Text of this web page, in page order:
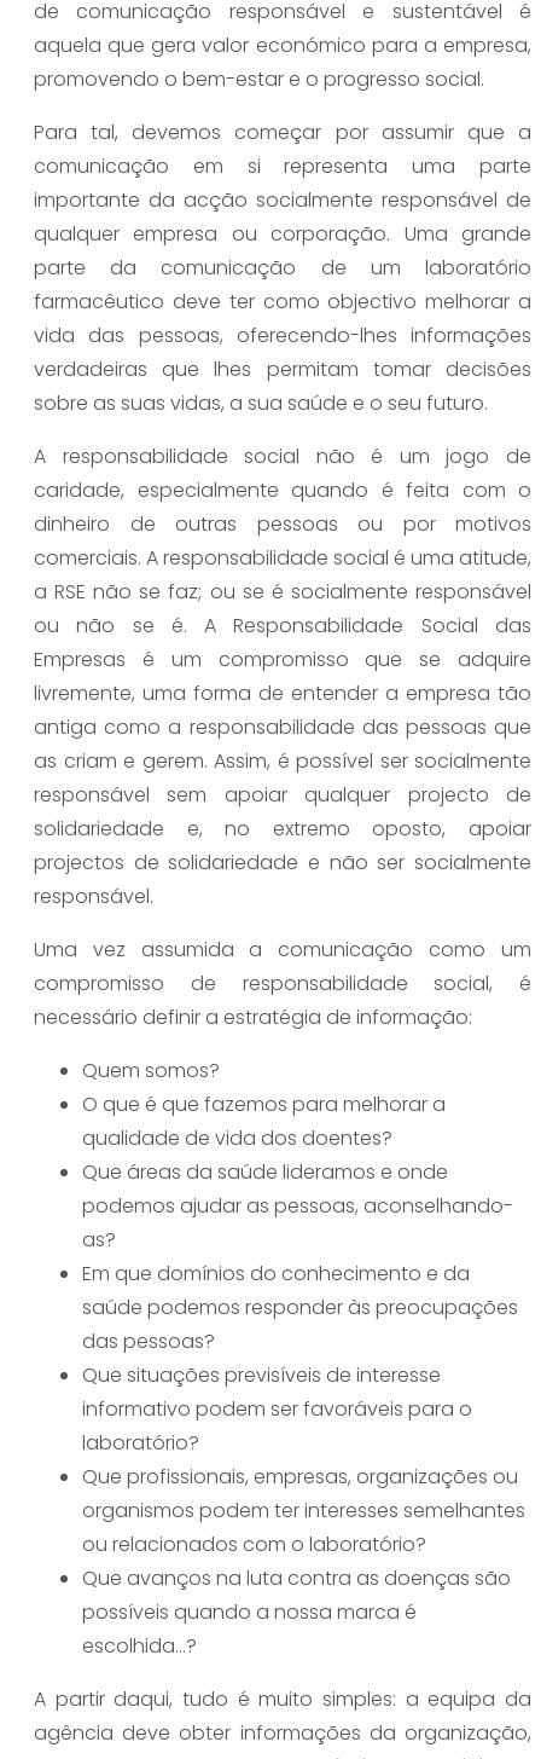
de comunicação responsável e sustentável é
aquela que gera valor económico para a empresa,
promovendo o bem-estar e o progresso social.
Para tal, devemos começar por assumir que a
comunicação em si representa uma parte
importante da acção socialmente responsável de
qualquer empresa ou corporação. Uma grande
parte da comunicação de um laboratório
farmacêutico deve ter como objectivo melhorar a
vida das pessoas, oferecendo-lhes informações
verdadeiras que lhes permitam tomar decisões
sobre as suas vidas, a sua saúde e o seu futuro.
A responsabilidade social não é um jogo de
caridade, especialmente quando é feita com o
dinheiro de outras pessoas ou por motivos
comerciais. A responsabilidade social é uma atitude,
a RSE não se faz; ou se é socialmente responsável
ou não se é. A Responsabilidade Social das
Empresas é um compromisso que se adquire
livremente, uma forma de entender a empresa tão
antiga como a responsabilidade das pessoas que
as criam e gerem. Assim, é possível ser socialmente
responsável sem apoiar qualquer projecto de
solidariedade e, no extremo oposto, apoiar
projectos de solidariedade e não ser socialmente
responsável.
Uma vez assumida a comunicação como um
compromisso de responsabilidade social, é
necessário definir a estratégia de informação:
Quem somos?
O que é que fazemos para melhorar a
qualidade de vida dos doentes?
Que áreas da saúde lideramos e onde
podemos ajudar as pessoas, aconselhando-
as?
Em que domínios do conhecimento e da
saúde podemos responder às preocupações
das pessoas?
Que situações previsíveis de interesse
informativo podem ser favoráveis para o
laboratório?
Que profissionais, empresas, organizações ou
organismos podem ter interesses semelhantes
ou relacionados com o laboratório?
Que avanços na luta contra as doenças são
possíveis quando a nossa marca é
escolhida…?
A partir daqui, tudo é muito simples: a equipa da
agência deve obter informações da organização,